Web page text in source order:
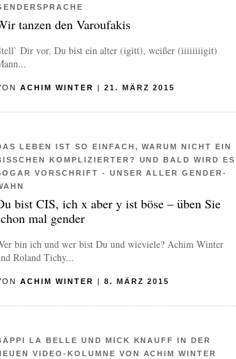
tanzen den Varoufakis
Dir vor, Du bist ein alter (igitt), weißer (iiiiiiiigit)
ACHIM WINTER | 21. MÄRZ 2015
LEBEN IST SO EINFACH, WARUM NICHT EIN
KOMPLIZIERTER? UND BALD WIRD ES S
VORSCHRIFT - UNSER ALLER GENDER-W
bist CIS, ich x aber y ist böse – üben Sie
mal gender
bin ich und wer bist Du und wieviele? Achim Winter
Roland Tichy...
ACHIM WINTER | 8. MÄRZ 2015
LA BELLE UND MICK KNAUFF IN DER
VIDEO-KOLUMNE VON ACHIM WINTER